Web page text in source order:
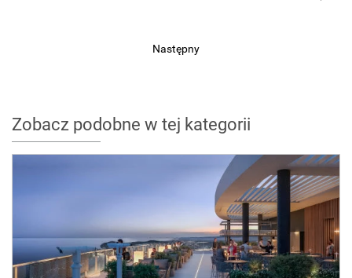
Następny
Zobacz podobne w tej kategorii